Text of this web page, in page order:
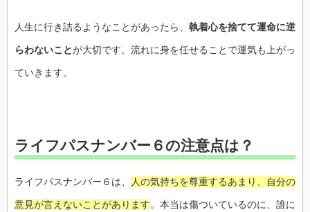
人生に行き詰るようなことがあったら、 執着心を捨てて運命に逆
らわないことが大切です。流れに身を任せることで運気も上がっ
ていきます。
ライフパスナンバー６の注意点は？
ライフパスナンバー６は、 人の気持ちを尊重するあまり、自分の
意見が言えないことがあります。本当は傷ついているのに、誰に